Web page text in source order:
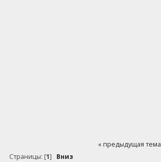
« предыдущая тема
Страницы: [1] Вниз